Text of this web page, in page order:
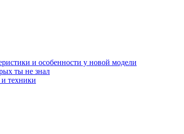
и особенности у новой модели
ты не знал
и техники